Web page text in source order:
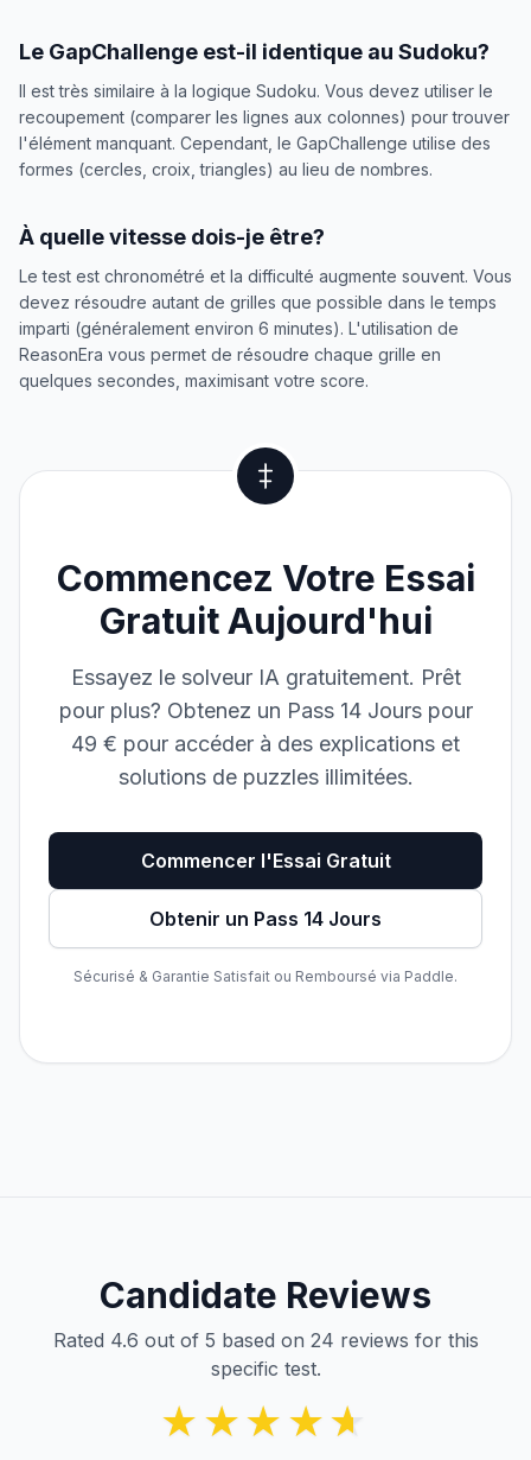
Le GapChallenge est-il identique au Sudoku?
Il est très similaire à la logique Sudoku. Vous devez utiliser le
recoupement (comparer les lignes aux colonnes) pour trouver
l'élément manquant. Cependant, le GapChallenge utilise des
formes (cercles, croix, triangles) au lieu de nombres.
À quelle vitesse dois-je être?
Le test est chronométré et la difficulté augmente souvent. Vous
devez résoudre autant de grilles que possible dans le temps
imparti (généralement environ 6 minutes). L'utilisation de
ReasonEra vous permet de résoudre chaque grille en
quelques secondes, maximisant votre score.
Commencez Votre Essai
Gratuit Aujourd'hui
Essayez le solveur IA gratuitement. Prêt
pour plus? Obtenez un Pass 14 Jours pour
49 € pour accéder à des explications et
solutions de puzzles illimitées.
Commencer l'Essai Gratuit
Obtenir un Pass 14 Jours
Sécurisé & Garantie Satisfait ou Remboursé via Paddle.
Candidate Reviews
Rated 4.6 out of 5 based on 24 reviews for this
specific test.
★★★★★
★★★★★